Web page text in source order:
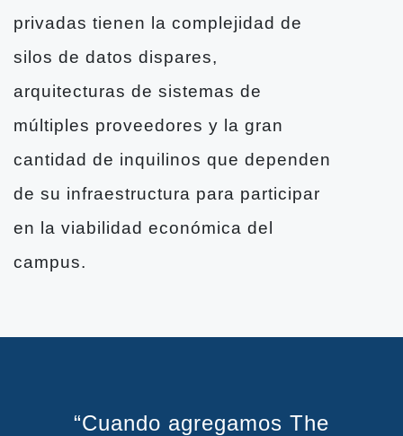
privadas tienen la complejidad de
silos de datos dispares,
arquitecturas de sistemas de
múltiples proveedores y la gran
cantidad de inquilinos que dependen
de su infraestructura para participar
en la viabilidad económica del
campus.
“Cuando agregamos The